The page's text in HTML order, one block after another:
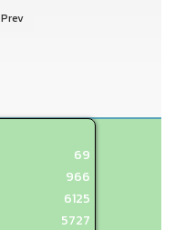
Prev
69
966
6125
5727